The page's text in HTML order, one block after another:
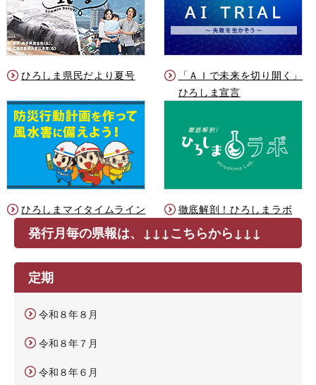
ひろしま県民だより夏号
「ＡＩで未来を切り開く」
ひろしま宣言
ひろしまマイタイムライン 徹底解剖！ひろしまラボ
発行月毎の県報は、↓↓↓こちらから↓↓↓
定期
令和８年８月
令和８年７月
令和８年６月